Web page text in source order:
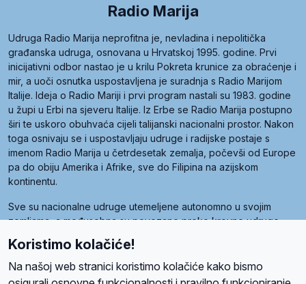
Radio Marija
Udruga Radio Marija neprofitna je, nevladina i nepolitička
građanska udruga, osnovana u Hrvatskoj 1995. godine. Prvi
inicijativni odbor nastao je u krilu Pokreta krunice za obraćenje i
mir, a uoči osnutka uspostavljena je suradnja s Radio Marijom
Italije. Ideja o Radio Mariji i prvi program nastali su 1983. godine
u župi u Erbi na sjeveru Italije. Iz Erbe se Radio Marija postupno
širi te uskoro obuhvaća cijeli talijanski nacionalni prostor. Nakon
toga osnivaju se i uspostavljaju udruge i radijske postaje s
imenom Radio Marija u četrdesetak zemalja, počevši od Europe
pa do obiju Amerika i Afrike, sve do Filipina na azijskom
kontinentu.
Sve su nacionalne udruge utemeljene autonomno u svojim
zemljama, a međusobna su povezane preko krovne udruge
Radio Maria). Svjetsku obitelj utemeljilo je sedam članica, među
kojima je i hrvatska Udruga Radio Marija.
Koristimo kolačiće!
Na našoj web stranici koristimo kolačiće kako bismo